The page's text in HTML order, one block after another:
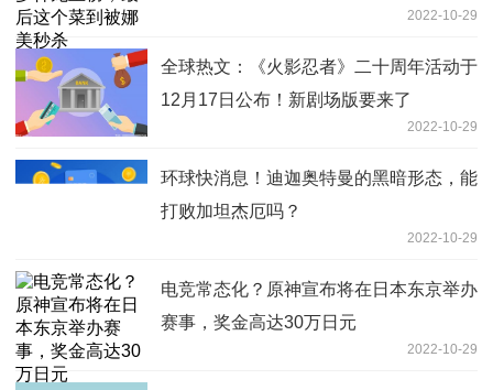
2022-10-29
全球热文：《火影忍者》二十周年活动于
12月17日公布！新剧场版要来了
2022-10-29
环球快消息！迪迦奥特曼的黑暗形态，能
打败加坦杰厄吗？
2022-10-29
电竞常态化？原神宣布将在日本东京举办
赛事，奖金高达30万日元
2022-10-29